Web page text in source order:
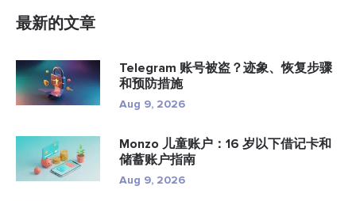
最新的文章
Telegram 账号被盗？迹象、恢复步骤
和预防措施
Aug 9, 2026
Monzo 儿童账户：16 岁以下借记卡和
储蓄账户指南
Aug 9, 2026